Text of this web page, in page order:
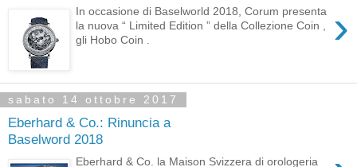
›
In occasione di Baselworld 2018, Corum presenta
la nuova “ Limited Edition ” della Collezione Coin ,
gli Hobo Coin .
sabato 14 ottobre 2017
Eberhard & Co.: Rinuncia a
Baselword 2018
Eberhard & Co. la Maison Svizzera di orologeria